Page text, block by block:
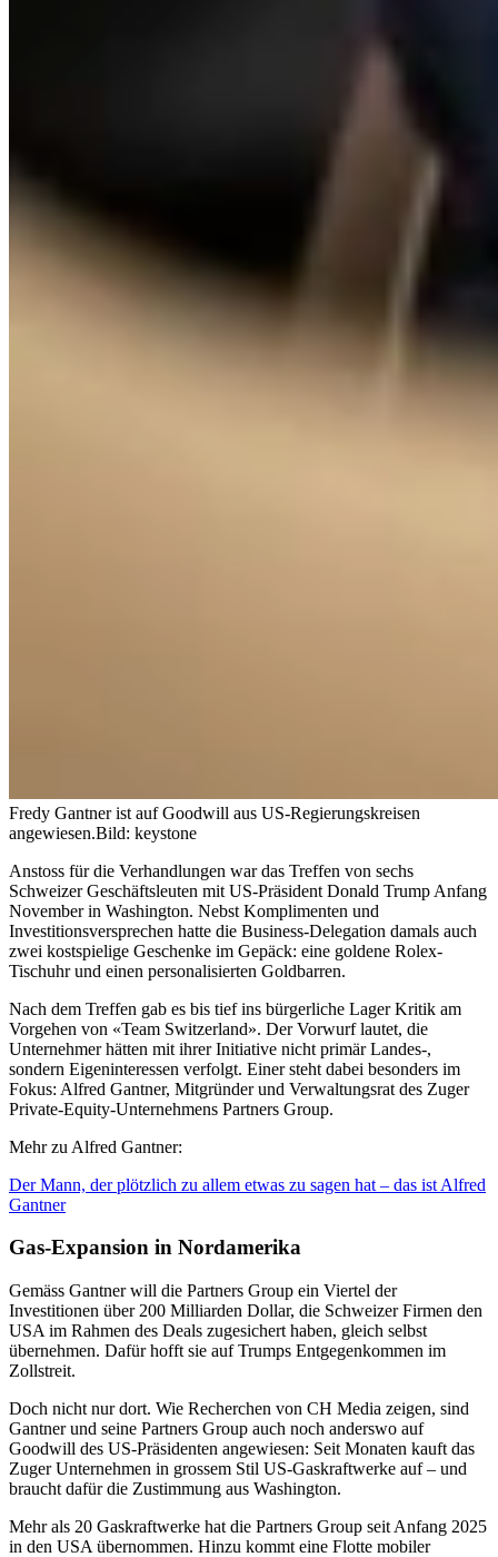
Fredy Gantner ist auf Goodwill aus US-Regierungskreisen
angewiesen.Bild: keystone
Anstoss für die Verhandlungen war das Treffen von sechs
Schweizer Geschäftsleuten mit US-Präsident Donald Trump Anfang
November in Washington. Nebst Komplimenten und
Investitionsversprechen hatte die Business-Delegation damals auch
zwei kostspielige Geschenke im Gepäck: eine goldene Rolex-
Tischuhr und einen personalisierten Goldbarren.
Nach dem Treffen gab es bis tief ins bürgerliche Lager Kritik am
Vorgehen von «Team Switzerland». Der Vorwurf lautet, die
Unternehmer hätten mit ihrer Initiative nicht primär Landes-,
sondern Eigeninteressen verfolgt. Einer steht dabei besonders im
Fokus: Alfred Gantner, Mitgründer und Verwaltungsrat des Zuger
Private-Equity-Unternehmens Partners Group.
Mehr zu Alfred Gantner:
Der Mann, der plötzlich zu allem etwas zu sagen hat – das ist Alfred
Gantner
Gas-Expansion in Nordamerika
Gemäss Gantner will die Partners Group ein Viertel der
Investitionen über 200 Milliarden Dollar, die Schweizer Firmen den
USA im Rahmen des Deals zugesichert haben, gleich selbst
übernehmen. Dafür hofft sie auf Trumps Entgegenkommen im
Zollstreit.
Doch nicht nur dort. Wie Recherchen von CH Media zeigen, sind
Gantner und seine Partners Group auch noch anderswo auf
Goodwill des US-Präsidenten angewiesen: Seit Monaten kauft das
Zuger Unternehmen in grossem Stil US-Gaskraftwerke auf – und
braucht dafür die Zustimmung aus Washington.
Mehr als 20 Gaskraftwerke hat die Partners Group seit Anfang 2025
in den USA übernommen. Hinzu kommt eine Flotte mobiler